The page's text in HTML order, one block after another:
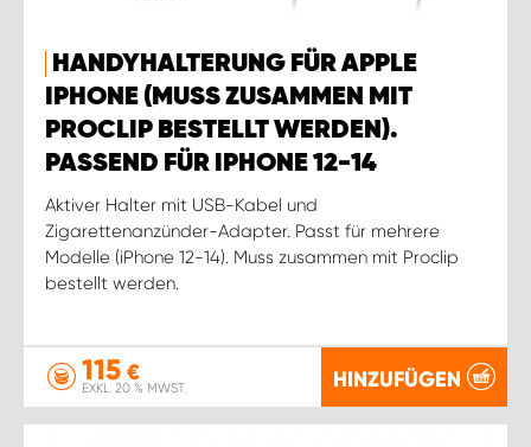
HANDYHALTERUNG FÜR APPLE
IPHONE (MUSS ZUSAMMEN MIT
PROCLIP BESTELLT WERDEN).
PASSEND FÜR IPHONE 12-14
Aktiver Halter mit USB-Kabel und
Zigarettenanzünder-Adapter. Passt für mehrere
Modelle (iPhone 12-14). Muss zusammen mit Proclip
bestellt werden.
115 €
EXKL. 20 % MWST. HINZUFÜGEN